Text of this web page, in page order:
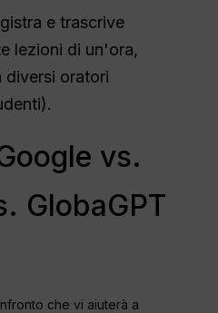
e trascrive
lezioni di un'ora,
diversi oratori
vs.
GlobaGPT
che vi aiuterà a